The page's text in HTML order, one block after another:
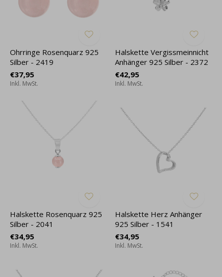
Ohrringe Rosenquarz 925
Silber - 2419
€37,95
Inkl. MwSt.
Halskette Vergissmeinnicht
Anhänger 925 Silber - 2372
€42,95
Inkl. MwSt.
Halskette Rosenquarz 925
Silber - 2041
€34,95
Inkl. MwSt.
Halskette Herz Anhänger
925 Silber - 1541
€34,95
Inkl. MwSt.